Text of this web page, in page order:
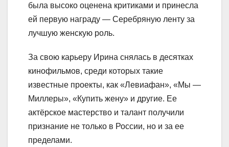
была высоко оценена критиками и принесла
ей первую награду — Серебряную ленту за
лучшую женскую роль.
За свою карьеру Ирина снялась в десятках
кинофильмов, среди которых такие
известные проекты, как «Левиафан», «Мы —
Миллеры», «Купить жену» и другие. Ее
актёрское мастерство и талант получили
признание не только в России, но и за ее
пределами.